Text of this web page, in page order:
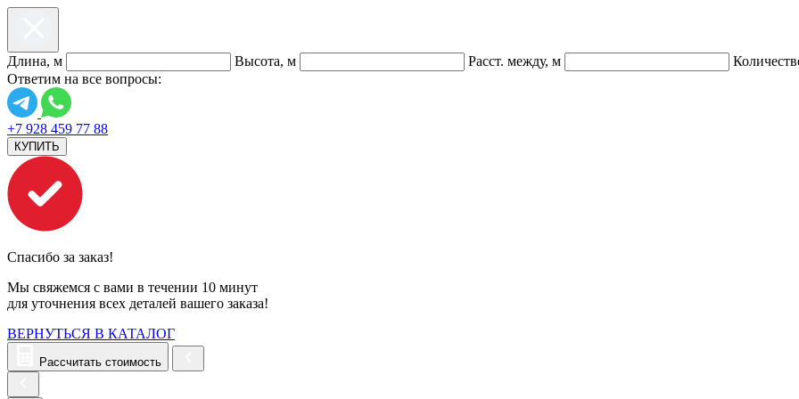
Длина, м Высота, м Расст. между, м
Ответим на все вопросы:
+7 928 459 77 88
КУПИТЬ
Спасибо за заказ!
Мы свяжемся с вами в течении 10 минут
для уточнения всех деталей вашего заказа!
ВЕРНУТЬСЯ В КАТАЛОГ
Рассчитать стоимость